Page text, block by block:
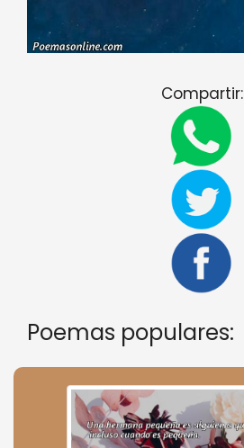
Compartir:
Poemas populares: